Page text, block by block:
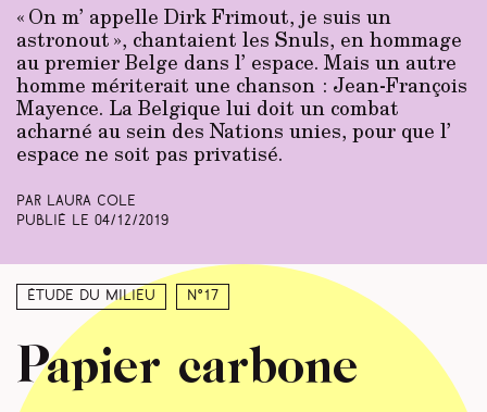
« On m’ appelle Dirk Frimout, je suis un
astronout », chantaient les Snuls, en hommage
au premier Belge dans l’ espace. Mais un autre
homme mériterait une chanson : Jean-François
Mayence. La Belgique lui doit un combat
acharné au sein des Nations unies, pour que l’
espace ne soit pas privatisé.
Par Laura Cole
Publié le 04/12/2019
Étude du milieu N°17
Papier carbone